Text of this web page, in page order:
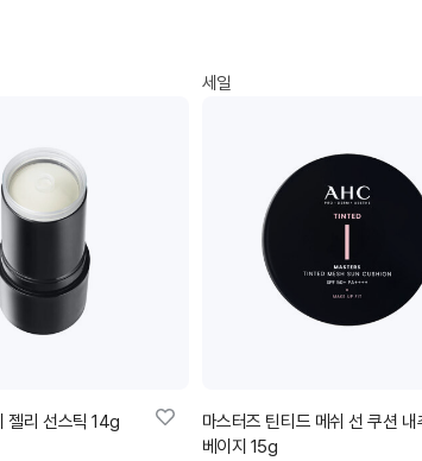
젤리 선스틱 14g
세일
마스터즈 틴티드 메쉬 선 쿠션 내
베이지 15g